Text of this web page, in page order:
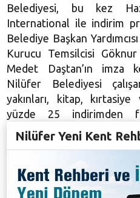
Belediyesi, bu kez
International ile indirim
Belediye Başkan
Kurucu Temsilcisi
Medet Daştan’ın imza
Nilüfer Belediyesi
yakınları, kitap,
yüzde 25 indirimden
Belediyesi’nin Estetik
anlaşmasına göre de
25, medikal estetik ve
15 indirim uygulanacak.
Nilüfer Yeni Kent